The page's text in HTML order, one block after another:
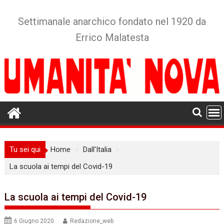
Settimanale anarchico fondato nel 1920 da
Errico Malatesta
Tu sei qui Home
Dall'Italia
La scuola ai tempi del Covid-19
La scuola ai tempi del Covid-19
6 Giugno 2020 Redazione_web